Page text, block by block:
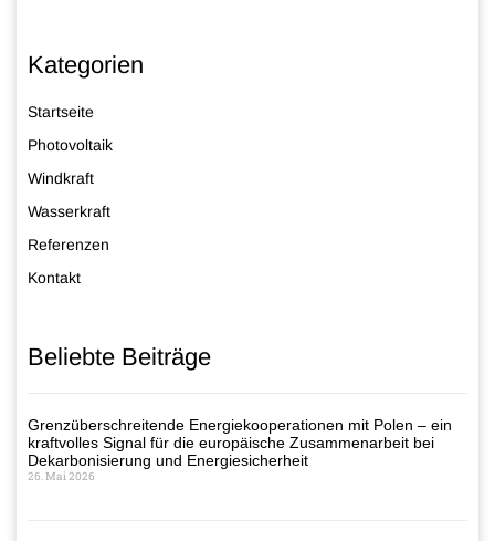
Kategorien
Startseite
Photovoltaik
Windkraft
Wasserkraft
Referenzen
Kontakt
Beliebte Beiträge
Grenzüberschreitende Energiekooperationen mit Polen – ein
kraftvolles Signal für die europäische Zusammenarbeit bei
Dekarbonisierung und Energiesicherheit
26. Mai 2026